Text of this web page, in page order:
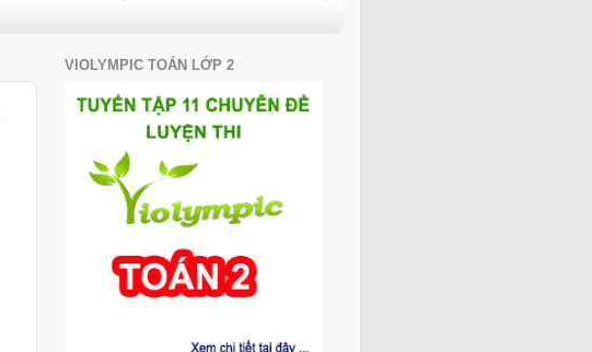
VIOLYMPIC TOÁN LỚP 2